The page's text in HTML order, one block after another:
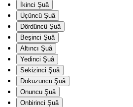
İkinci Şuâ
Üçüncü Şuâ
Dördüncü Şuâ
Beşinci Şuâ
Altıncı Şuâ
Yedinci Şuâ
Sekizinci Şuâ
Dokuzuncu Şuâ
Onuncu Şuâ
Onbirinci Şuâ